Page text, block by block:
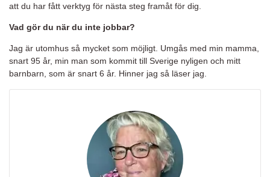
att du har fått verktyg för nästa steg framåt för dig.
Vad gör du när du inte jobbar?
Jag är utomhus så mycket som möjligt. Umgås med min mamma,
snart 95 år, min man som kommit till Sverige nyligen och mitt
barnbarn, som är snart 6 år. Hinner jag så läser jag.